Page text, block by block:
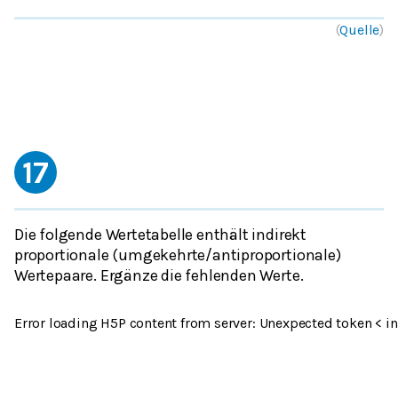
(Quelle)
17
Die folgende Wertetabelle enthält indirekt
proportionale (umgekehrte/antiproportionale)
Wertepaare. Ergänze die fehlenden Werte.
Error loading H5P content from server: Unexpected token <